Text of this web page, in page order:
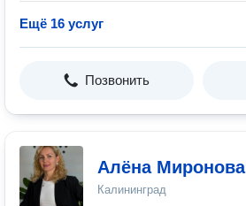
Ещё 16 услуг
Позвонить
Алёна Миронова
Калининград